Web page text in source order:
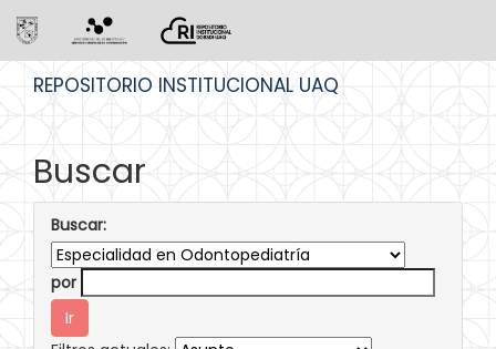
REPOSITORIO INSTITUCIONAL UAQ
Buscar
Buscar:
por